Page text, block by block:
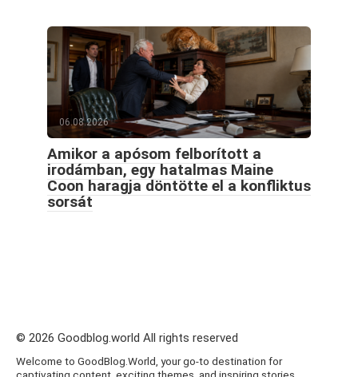
06.08.2026
Amikor a apósom felborított a
irodámban, egy hatalmas Maine
Coon haragja döntötte el a konfliktus
sorsát
© 2026 Goodblog.world All rights reserved
Welcome to GoodBlog.World, your go-to destination for
captivating content, exciting themes, and inspiring stories.